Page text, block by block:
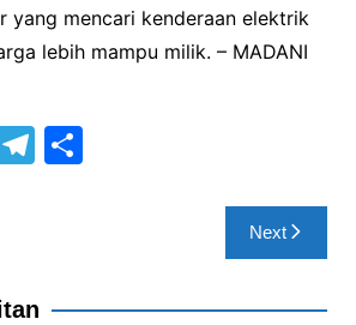
yang mencari kenderaan elektrik
lebih mampu milik. – MADANI
T
a
S
Next